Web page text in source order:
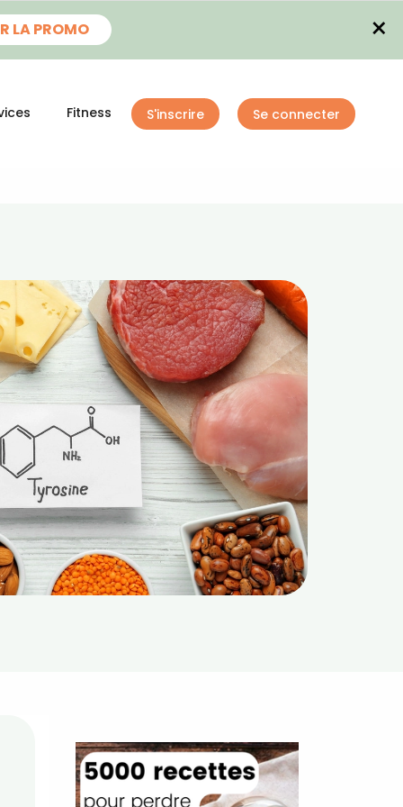
LA PROMO ×
Fitness S'inscrire Se connecter